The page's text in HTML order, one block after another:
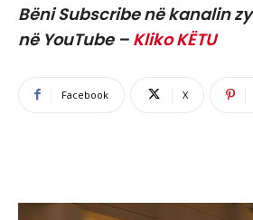
Bëni Subscribe në kanalin
në YouTube – Kliko KËTU
Facebook X